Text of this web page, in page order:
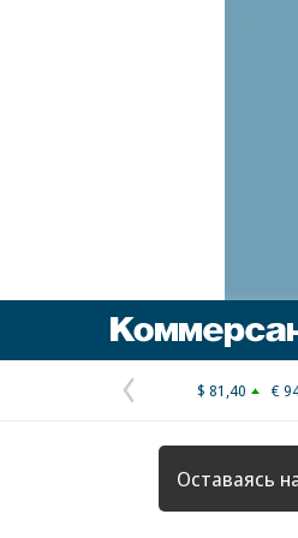
Предыдущая
страница
$ 81,40 €
Оставаясь